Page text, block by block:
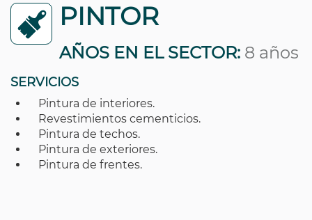
PINTOR
AÑOS EN EL SECTOR: 8 años
SERVICIOS
Pintura de interiores.
Revestimientos cementicios.
Pintura de techos.
Pintura de exteriores.
Pintura de frentes.